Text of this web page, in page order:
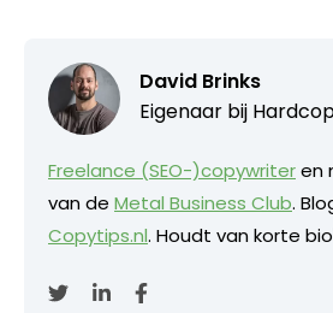
David Brinks
Eigenaar bij
Freelance (SEO-)copywriteren
van de Metal Business Club.
Copytips.nl. Houdt van korte